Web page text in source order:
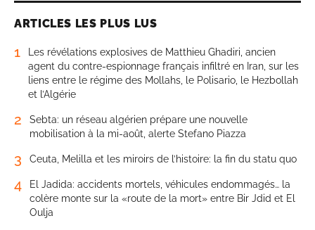
ARTICLES LES PLUS LUS
1
Les révélations explosives de Matthieu Ghadiri, ancien
agent du contre-espionnage français infiltré en Iran, sur les
liens entre le régime des Mollahs, le Polisario, le Hezbollah
et l’Algérie
2
Sebta: un réseau algérien prépare une nouvelle
mobilisation à la mi-août, alerte Stefano Piazza
3 Ceuta, Melilla et les miroirs de l’histoire: la fin du statu quo
4
El Jadida: accidents mortels, véhicules endommagés… la
colère monte sur la «route de la mort» entre Bir Jdid et El
Oulja